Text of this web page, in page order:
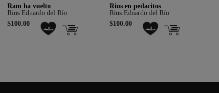
Ram ha vuelto
Rius Eduardo del Río
$100.00
Rius en pedacitos
Rius Eduardo del Río
$100.00